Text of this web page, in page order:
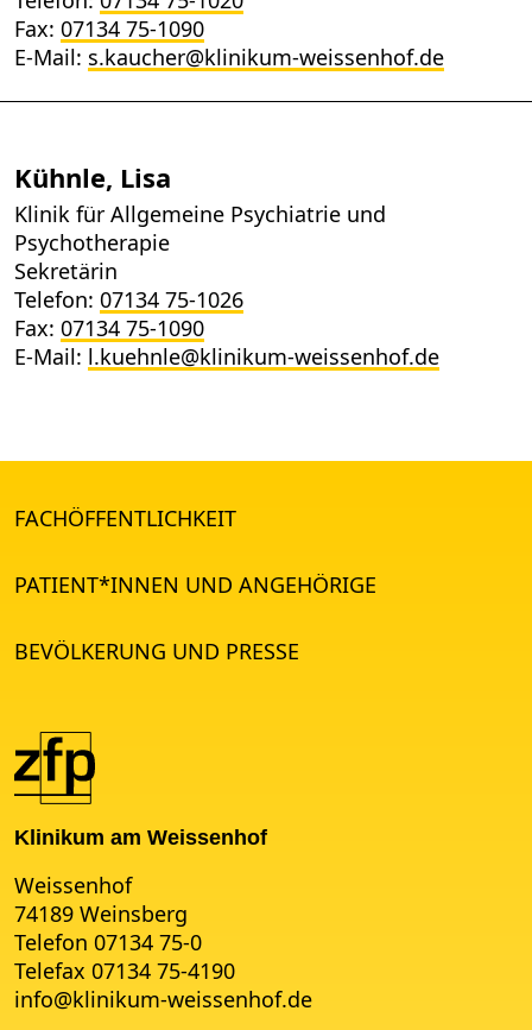
Fax: 07134 75-1090
E-Mail: s.kaucher@klinikum-weissenhof.de
Kühnle, Lisa
Klinik für Allgemeine Psychiatrie und
Psychotherapie
Sekretärin
Telefon: 07134 75-1026
Fax: 07134 75-1090
E-Mail: l.kuehnle@klinikum-weissenhof.de
FACHÖFFENTLICHKEIT
PATIENT*INNEN UND ANGEHÖRIGE
BEVÖLKERUNG UND PRESSE
Klinikum am Weissenhof
Weissenhof
74189 Weinsberg
Telefon 07134 75-0
Telefax 07134 75-4190
info@klinikum-weissenhof.de